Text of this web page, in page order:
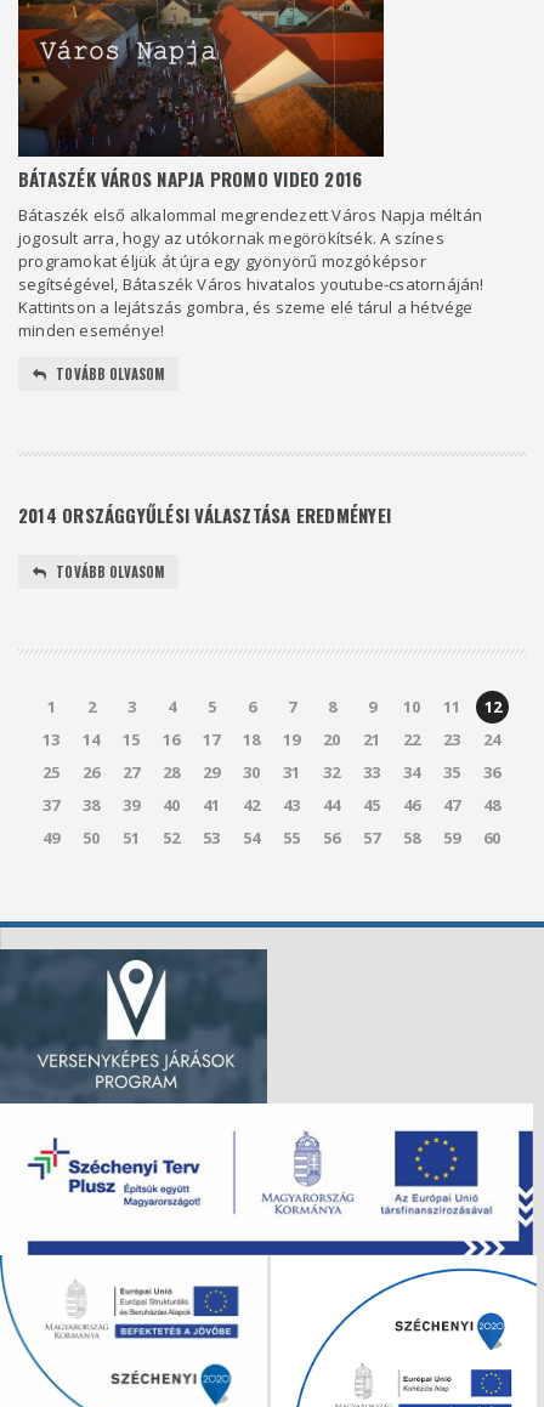
BÁTASZÉK VÁROS NAPJA PROMO VIDEO 2016
Bátaszék első alkalommal megrendezett Város Napja méltán
jogosult arra, hogy az utókornak megörökítsék. A színes
programokat éljük át újra egy gyönyörű mozgóképsor
segítségével, Bátaszék Város hivatalos youtube-csatornáján!
Kattintson a lejátszás gombra, és szeme elé tárul a hétvége
minden eseménye!
TOVÁBB OLVASOM
2014 ORSZÁGGYŰLÉSI VÁLASZTÁSA EREDMÉNYEI
TOVÁBB OLVASOM
1 2 3 4 5 6 7 8 9 10 11
12
13
14 15 16 17 18 19 20 21 22 23
24
25
26 27 28 29 30 31 32 33 34 35
36
37
38 39 40 41 42 43 44 45 46 47
48
49
50 51 52 53 54 55 56 57 58 59 60